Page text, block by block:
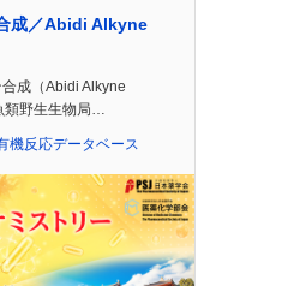
成／Abidi Alkyne
成（Abidi Alkyne
野生生物局…
反応データベース